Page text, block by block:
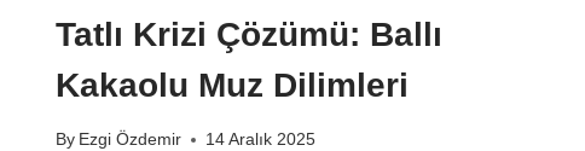
Tatlı Krizi Çözümü: Ballı
Kakaolu Muz Dilimleri
By Ezgi Özdemir 14 Aralık 2025